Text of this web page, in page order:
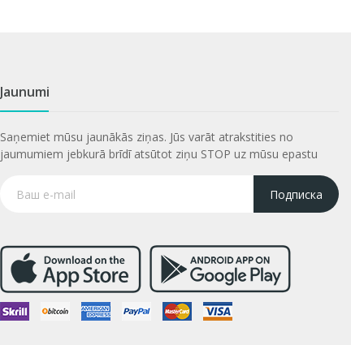
Jaunumi
Saņemiet mūsu jaunākās ziņas. Jūs varāt atrakstities no
jaumumiem jebkurā brīdī atsūtot ziņu STOP uz mūsu epastu
Подписка